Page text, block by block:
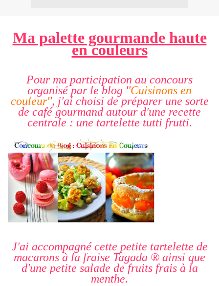
Ma palette gourmande haute
en couleurs
Pour ma participation au concours
organisé par le blog ''Cuisinons en
couleur'', j'ai choisi de préparer une sorte
de café gourmand autour d'une recette
centrale : une tartelette tutti frutti.
J'ai accompagné cette petite tartelette de
macarons à la fraise Tagada ® ainsi que
d'une petite salade de fruits frais à la
menthe.